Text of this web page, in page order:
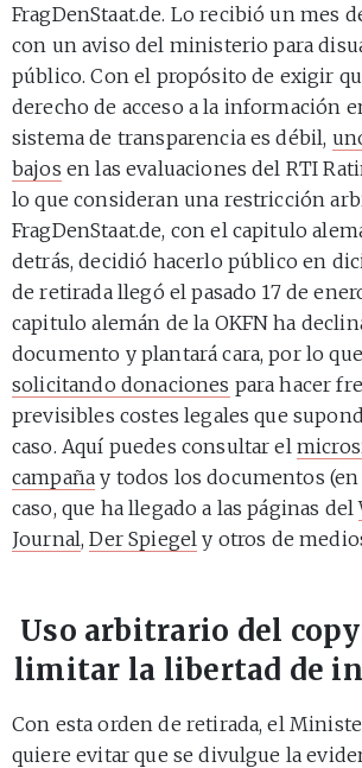
FragDenStaat.de. Lo recibió un mes
con un aviso del ministerio para
público. Con el propósito de exigir
derecho de acceso a la información
sistema de transparencia es débil,
bajos en las evaluaciones del RTI
lo que consideran una restricción
FragDenStaat.de, con el capitulo
detrás, decidió hacerlo público en
de retirada llegó el pasado 17 de
capitulo alemán de la OKFN ha
documento y plantará cara, por lo
solicitando donaciones para hacer
previsibles costes legales que
caso. Aquí puedes consultar el
campaña y todos los documentos
caso, que ha llegado a las páginas del
Journal,Der Spiegel y otros de
Uso arbitrario del
limitar la libertad de
Con esta orden de retirada, el
quiere evitar que se divulgue la